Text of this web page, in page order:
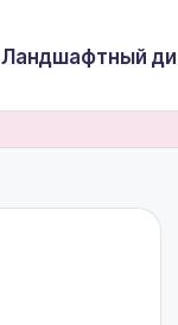
Ландшафтный